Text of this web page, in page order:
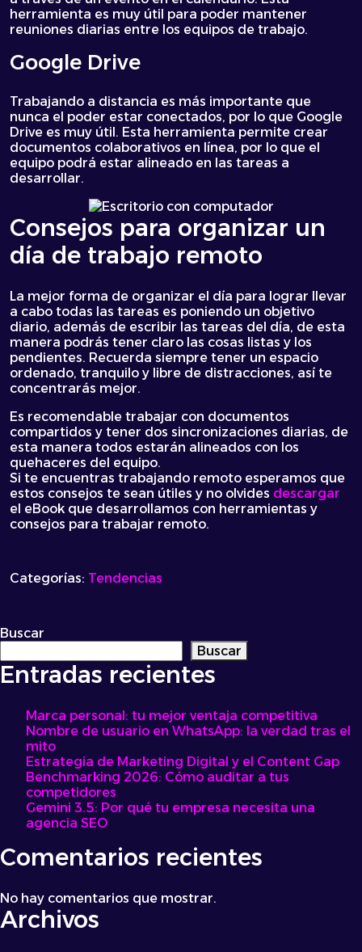
herramienta es muy útil para poder mantener
reuniones diarias entre los equipos de trabajo.
Google Drive
Trabajando a distancia es más importante que
nunca el poder estar conectados, por lo que Google
Drive es muy útil. Esta herramienta permite crear
documentos colaborativos en línea, por lo que el
equipo podrá estar alineado en las tareas a
desarrollar.
Consejos para organizar un
día de trabajo remoto
La mejor forma de organizar el día para lograr llevar
a cabo todas las tareas es poniendo un objetivo
diario, además de escribir las tareas del día, de esta
manera podrás tener claro las cosas listas y los
pendientes. Recuerda siempre tener un espacio
ordenado, tranquilo y libre de distracciones, así te
concentrarás mejor.
Es recomendable trabajar con documentos
compartidos y tener dos sincronizaciones diarias, de
esta manera todos estarán alineados con los
quehaceres del equipo.
Si te encuentras trabajando remoto esperamos que
estos consejos te sean útiles y no olvides descargar
el eBook que desarrollamos con herramientas y
consejos para trabajar remoto.
Categorías: Tendencias
Buscar
Buscar
Entradas recientes
Marca personal: tu mejor ventaja competitiva
Nombre de usuario en WhatsApp: la verdad tras el
mito
Estrategia de Marketing Digital y el Content Gap
Benchmarking 2026: Cómo auditar a tus
competidores
Gemini 3.5: Por qué tu empresa necesita una
agencia SEO
Comentarios recientes
No hay comentarios que mostrar.
Archivos